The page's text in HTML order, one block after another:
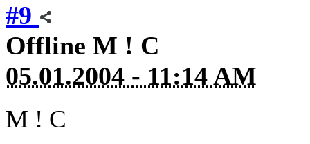
#9
Offline M ! C
05.01.2004 - 11:14 AM
M ! C